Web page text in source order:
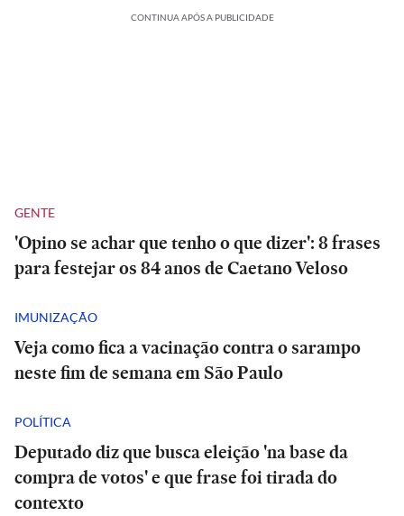
CONTINUA APÓS A PUBLICIDADE
GENTE
'Opino se achar que tenho o que dizer': 8 frases
para festejar os 84 anos de Caetano Veloso
IMUNIZAÇÃO
Veja como fica a vacinação contra o sarampo
neste fim de semana em São Paulo
POLÍTICA
Deputado diz que busca eleição 'na base da
compra de votos' e que frase foi tirada do
contexto